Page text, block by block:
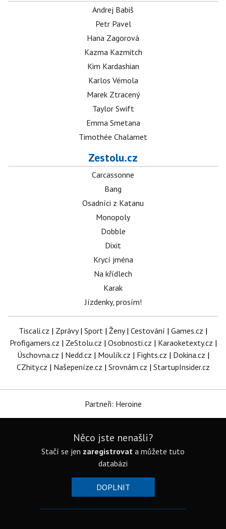
Andrej Babiš
Petr Pavel
Hana Zagorová
Kazma Kazmitch
Kim Kardashian
Karlos Vémola
Marek Ztracený
Taylor Swift
Emma Smetana
Timothée Chalamet
Zestolu.cz
Carcassonne
Bang
Osadníci z Katanu
Monopoly
Dobble
Dixit
Krycí jména
Na křídlech
Karak
Jízdenky, prosím!
Tiscali.cz | Zprávy| Sport | Ženy| Cestování | Games.cz |
Profigamers.cz | ZeStolu.cz | Osobnosti.cz | Karaoketexty.cz |
Úschovna.cz | Nedd.cz | Moulík.cz | Fights.cz | Dokina.cz |
CZhity.cz | Našepeníze.cz | Srovnám.cz | StartupInsider.cz
Partneři: Heroine
Něco jste nenašli?
Stačí se jen zaregistrovat a můžete tuto
databázi
DOPLNIT